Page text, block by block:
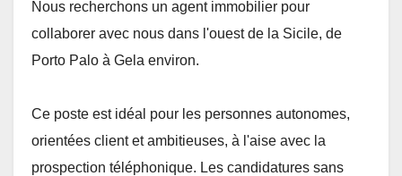
Nous recherchons un agent immobilier pour
collaborer avec nous dans l'ouest de la Sicile, de
Porto Palo à Gela environ.
Ce poste est idéal pour les personnes autonomes,
orientées client et ambitieuses, à l'aise avec la
prospection téléphonique. Les candidatures sans